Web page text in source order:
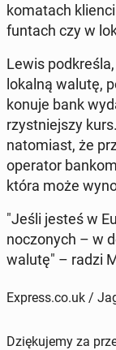
ko­ma­tach
funtach czy w
Lewis
lokalną walutę,
ko­nu­je bank
rzyst­niej­szy
na­to­miast, że
ope­ra­tor
która może
"Jeśli jesteś w
no­czo­nych – w
walutę" – radzi
Express.co.uk /
Dziękujemy za